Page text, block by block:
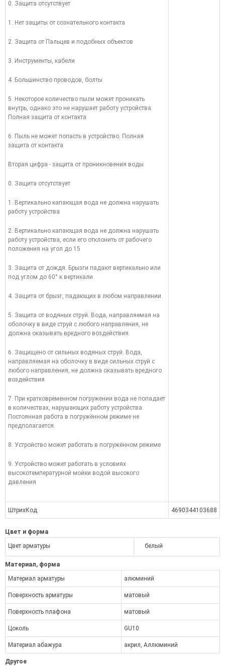
0. Защита отсутствует
1. Нет защиты от сознательного контакта
2. Защита от Пальцев и подобных объектов
3. Инструменты, кабели
4. Большинство проводов, болты
5. Некоторое количество пыли может проникать
внутрь, однако это не нарушает работу устройства.
Полная защита от контакта
6. Пыль не может попасть в устройство. Полная
защита от контакта
Вторая цифра - защита от проникновения воды
0. Защита отсутствует
1. Вертикально капающая вода не должна нарушать
работу устройства
2. Вертикально капающая вода не должна нарушать
работу устройства, если его отклонить от рабочего
положения на угол до 15
3. Защита от дождя. Брызги падают вертикально или
под углом до 60° к вертикали.
4. Защита от брызг, падающих в любом направлении.
5. Защита от водяных струй. Вода, направляемая на
оболочку в виде струй с любого направления, не
должна оказывать вредного воздействия.
6. Защищено от сильных водяных струй. Вода,
направляемая на оболочку в виде сильных струй с
любого направления, не должна оказывать вредного
воздействия
7. При кратковременном погружении вода не попадает
в количествах, нарушающих работу устройства.
Постоянная работа в погружённом режиме не
предполагается.
8. Устройство может работать в погружённом режиме
9. Устройство может работать в условиях
высокотемпературной мойки водой высокого
давления
ШтрихКод 4690344103688
Цвет и форма
Цвет арматуры
белый
Материал, форма
Материал арматуры
алюминий
Поверхность арматуры матовый
Поверхность плафона матовый
Цоколь GU10
Материал абажура акрил, Аллюминий
Другое